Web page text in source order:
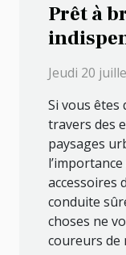
Prêt à
pour les
Jeudi 20
Si vous êtes
travers des
paysages
accessoires
conduite
choses ne
coureurs de